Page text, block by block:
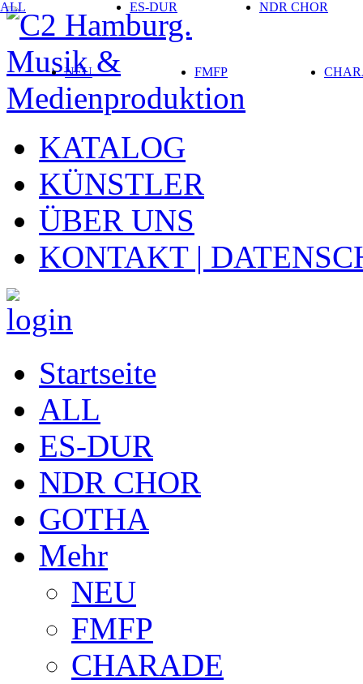
KATALOG
KÜNSTLER
ÜBER UNS
KONTAKT |
ALL ES-DUR NDR CHOR
NEU FMFP
Startseite
ALL
ES-DUR
NDR CHOR
GOTHA
Mehr
NEU
FMFP
CHARADE